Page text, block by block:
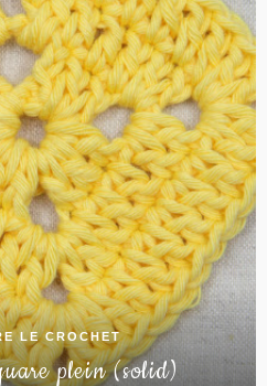
LE CROCHET
plein (solid)